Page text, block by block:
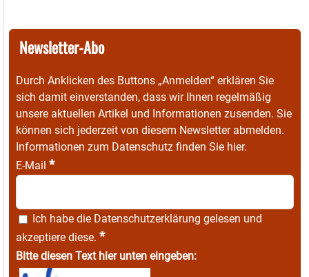
Newsletter-Abo
Durch Anklicken des Buttons „Anmelden“ erklären Sie
sich damit einverstanden, dass wir Ihnen regelmäßig
unsere aktuellen Artikel und Informationen zusenden. Sie
können sich jederzeit von diesem Newsletter abmelden.
Informationen zum Datenschutz finden Sie hier.
E-Mail *
Ich habe die Datenschutzerklärung gelesen und
akzeptiere diese. *
Bitte diesen Text hier unten eingeben: